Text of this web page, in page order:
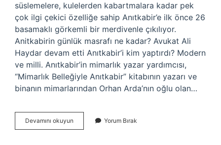
süslemelere, kulelerden kabartmalara kadar pek
çok ilgi çekici özelliğe sahip Anıtkabir’e ilk önce 26
basamaklı görkemli bir merdivenle çıkılıyor.
Anitkabirin günlük masrafı ne kadar? Avukat Ali
Haydar devam etti Anıtkabir’i kim yaptırdı? Modern
ve milli. Anıtkabir’in mimarlık yazar yardımcısı,
“Mimarlık Belleğiyle Anıtkabir” kitabının yazarı ve
binanın mimarlarından Orhan Arda’nın oğlu olan…
Devamını okuyun Anıtkabir
Hangi
Yorum Bırak